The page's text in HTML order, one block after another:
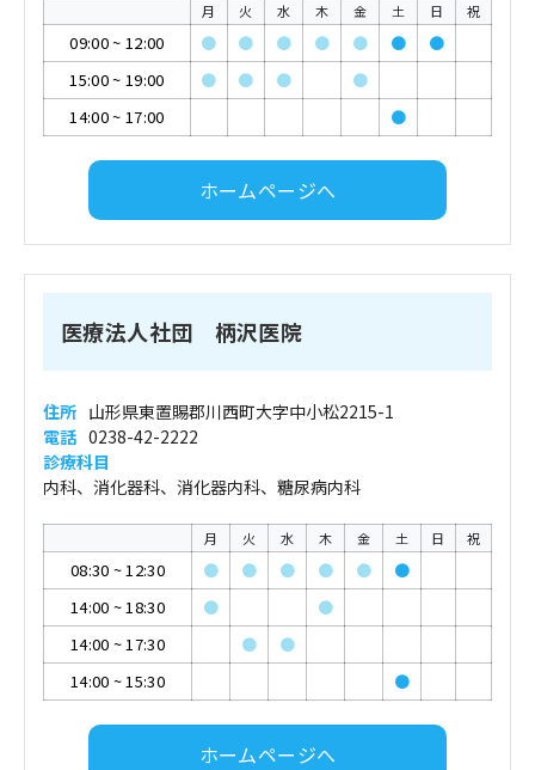
月 火 水 木 金 土 日 祝
09:00~ 12:00 ● ● ● ● ● ●
●
15:00~ 19:00 ● ● ●
●
14:00~ 17:00 ●
ホームページへ
医療法人社団 柄沢医院
住所 山形県東置賜郡川西町大字中小松2215-1
電話 0238-42-2222
診療科目
内科、消化器科、消化器内科、糖尿病内科
月 火 水 木 金 土 日 祝
08:30 ~12:30 ● ● ● ● ●
●
14:00 ~18:30 ●
●
14:00 ~17:30 ●
●
14:00 ~15:30 ●
ホームページへ